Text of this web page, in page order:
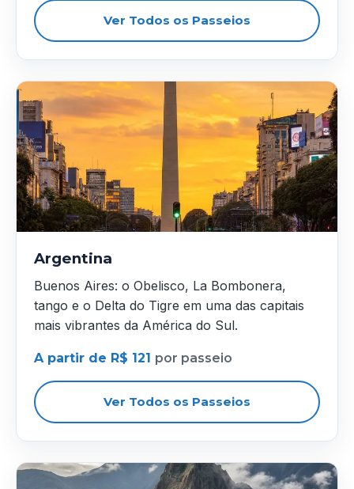
Ver Todos os Passeios
Argentina
Buenos Aires: o Obelisco, La Bombonera,
tango e o Delta do Tigre em uma das capitais
mais vibrantes da América do Sul.
A partir de R$ 121 por passeio
Ver Todos os Passeios